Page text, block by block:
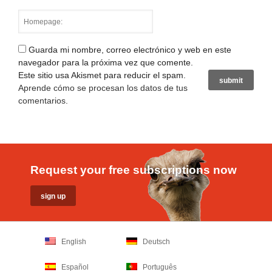
Guarda mi nombre, correo electrónico y web en este
navegador para la próxima vez que comente.
Este sitio usa Akismet para reducir el spam.
Aprende cómo se procesan los datos de tus
comentarios
Request your free subscriptions now
English Deutsch
Español Português